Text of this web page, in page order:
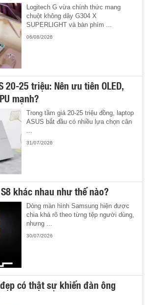
Logitech G vừa chính thức mang
chuột không dây G304 X
SUPERLIGHT và bàn phím ...
06/08/2026
20-25 triệu: Nên ưu tiên OLED,
mạnh?
Trong tầm giá 20-25 triệu đồng, laptop
ASUS bắt đầu có nhiều lựa chọn cân
31/07/2026
khác nhau như thế nào?
Dòng màn hình Samsung hiện được
chia khá rõ theo từng tệp người dùng,
nhưng ...
30/07/2026
có thật sự khiến đàn ông